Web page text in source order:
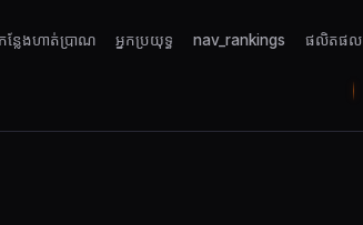
កន្លែងហាត់ប្រាណ អ្នកប្រយុទ្ធ nav_rankings ផលិតផល